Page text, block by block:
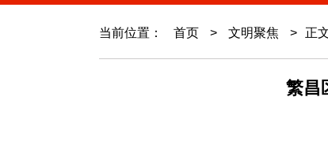
当前位置： 首页 > 文明聚焦 > 正
繁昌